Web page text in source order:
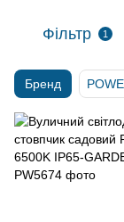
Фільтр 1
Бренд